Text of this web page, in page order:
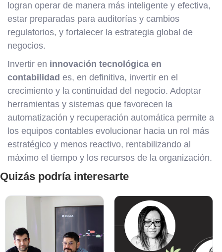
logran operar de manera más inteligente y efectiva,
estar preparadas para auditorías y cambios
regulatorios, y fortalecer la estrategia global de
negocios.
Invertir en innovación tecnológica en
contabilidad es, en definitiva, invertir en el
crecimiento y la continuidad del negocio. Adoptar
herramientas y sistemas que favorecen la
automatización y recuperación automática permite a
los equipos contables evolucionar hacia un rol más
estratégico y menos reactivo, rentabilizando al
máximo el tiempo y los recursos de la organización.
Quizás podría interesarte